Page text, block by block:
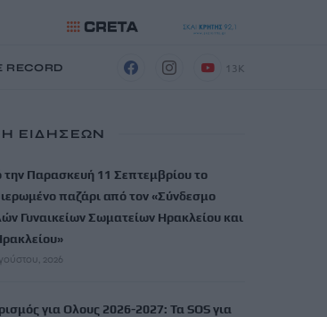
RECORD 13K
ΕΙΔΗΣΕΩΝ
Παρασκευή 11 Σεπτεμβρίου το
παζάρι από τον «Σύνδεσμο
Γυναικείων Σωματείων Ηρακλείου και
2026
για Ολους 2026-2027: Τα SOS για